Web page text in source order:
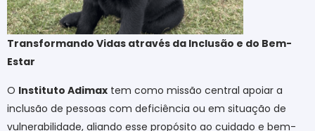
Transformando Vidas através da Inclusão e do Bem-
Estar
O Instituto Adimax tem como missão central apoiar a
inclusão de pessoas com deficiência ou em situação de
vulnerabilidade, aliando esse propósito ao cuidado e bem-